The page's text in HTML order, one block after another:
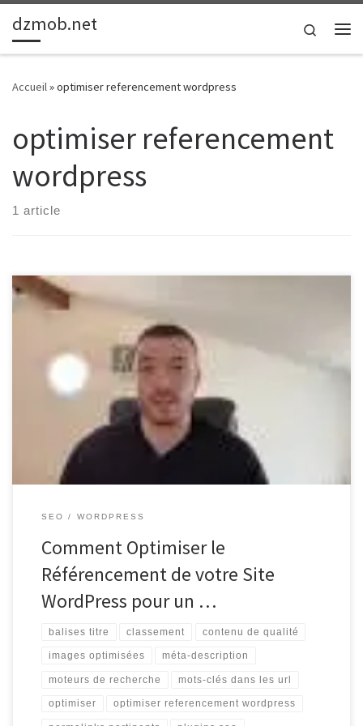
Passer au contenu
dzmob.net
Search
Accueil»optimiser referencement wordpress
optimiser referencement
wordpress
1 article
Optimiser le Référencement WordPress pour un Meilleur
Classement sur les Moteurs de Recherche Le référencement est un
élément crucial pour assurer la visibilité de votre site web sur les
moteurs de recherche tels que Google. Si vous utilisez WordPress
comme plateforme de gestion de contenu, il existe plusieurs
techniques d’optimisation […]
SEO WORDPRESS
Comment Optimiser le
Référencement de votre Site
WordPress pour un …
balises titre classement contenu de qualité
images optimisées méta-description
moteurs de recherche mots-clés dans les url
optimiser optimiser referencement wordpress